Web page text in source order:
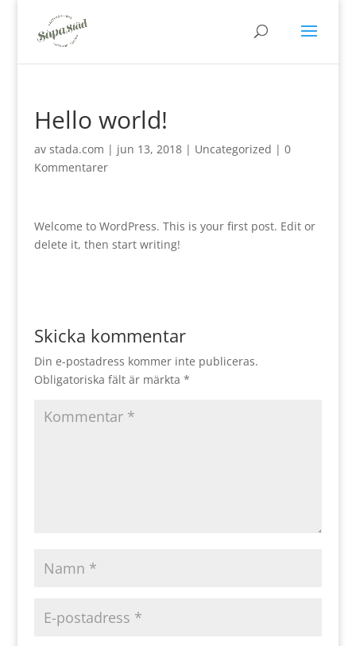
Hello world!
av stada.com | jun 13, 2018| Uncategorized | 0
Kommentarer
Welcome to WordPress. This is your first post. Edit or
delete it, then start writing!
Skicka kommentar
Din e-postadress kommer inte publiceras.
Obligatoriska fält är märkta *